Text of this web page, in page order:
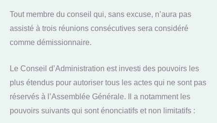
Tout membre du conseil qui, sans excuse, n’aura pas
assisté à trois réunions consécutives sera considéré
comme démissionnaire.
Le Conseil d’Administration est investi des pouvoirs les
plus étendus pour autoriser tous les actes qui ne sont pas
réservés à l’Assemblée Générale. Il a notamment les
pouvoirs suivants qui sont énonciatifs et non limitatifs :